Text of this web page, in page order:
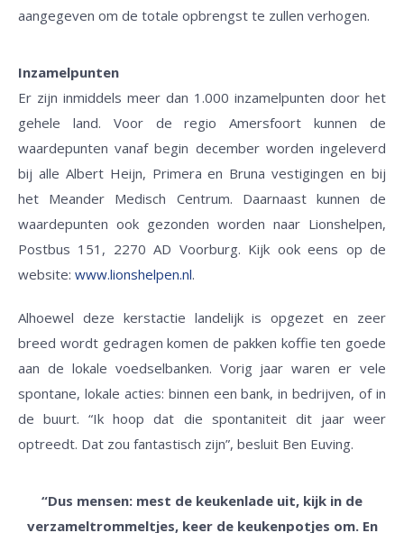
aangegeven om de totale opbrengst te zullen verhogen.
Inzamelpunten
Er zijn inmiddels meer dan 1.000 inzamelpunten door het
gehele land. Voor de regio Amersfoort kunnen de
waardepunten vanaf begin december worden ingeleverd
bij alle Albert Heijn, Primera en Bruna vestigingen en bij
het Meander Medisch Centrum. Daarnaast kunnen de
waardepunten ook gezonden worden naar Lionshelpen,
Postbus 151, 2270 AD Voorburg. Kijk ook eens op de
website: www.lionshelpen.nl.
Alhoewel deze kerstactie landelijk is opgezet en zeer
breed wordt gedragen komen de pakken koffie ten goede
aan de lokale voedselbanken. Vorig jaar waren er vele
spontane, lokale acties: binnen een bank, in bedrijven, of in
de buurt. “Ik hoop dat die spontaniteit dit jaar weer
optreedt. Dat zou fantastisch zijn”, besluit Ben Euving.
“Dus mensen: mest de keukenlade uit, kijk in de
verzameltrommeltjes, keer de keukenpotjes om. En